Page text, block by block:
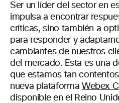
Ser un líder del sector en
impulsa a encontrar
críticas, sino también a
para responder y
cambiantes de nuestros
del mercado. Esta es una
que estamos tan
nueva plataforma Webex
disponible en el Reino